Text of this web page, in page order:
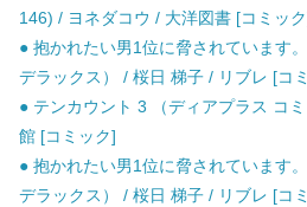
146) / ヨネダコウ / 大洋図書 [コミッ
● 抱かれたい男1位に脅されています
デラックス） / 桜日 梯子 / リブレ [コ
● テンカウント 3 （ディアプラス コ
館 [コミック]
● 抱かれたい男1位に脅されています
デラックス） / 桜日 梯子 / リブレ [コ